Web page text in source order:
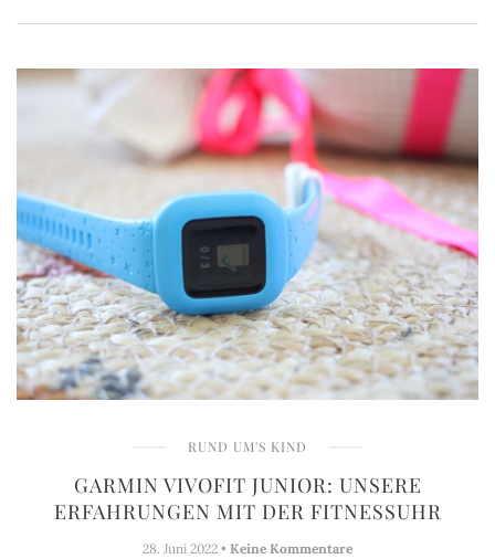
RUND UM'S KIND
GARMIN VIVOFIT JUNIOR: UNSERE
ERFAHRUNGEN MIT DER FITNESSUHR
28. Juni 2022 • Keine Kommentare